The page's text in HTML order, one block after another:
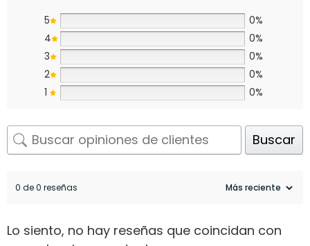
5
0%
4
0%
3
0%
2
0%
1
0%
Buscar
0 de 0 reseñas
Lo siento, no hay reseñas que coincidan con